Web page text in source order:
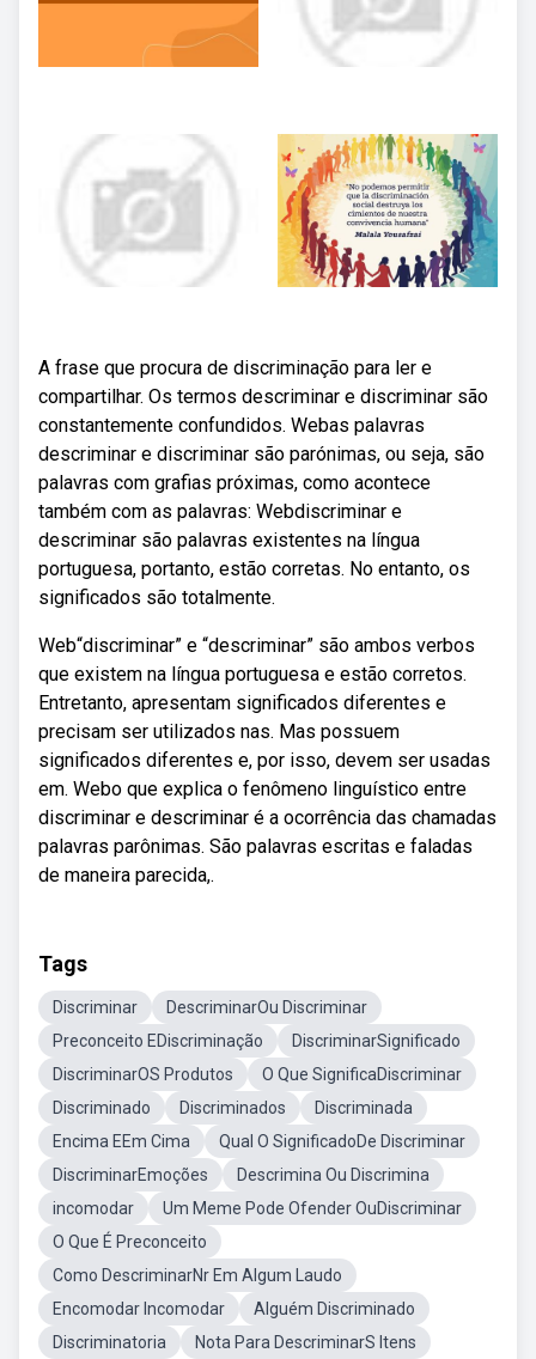
A frase que procura de discriminação para ler e
compartilhar. Os termos descriminar e discriminar são
constantemente confundidos. Webas palavras
descriminar e discriminar são parónimas, ou seja, são
palavras com grafias próximas, como acontece
também com as palavras: Webdiscriminar e
descriminar são palavras existentes na língua
portuguesa, portanto, estão corretas. No entanto, os
significados são totalmente.
Web“discriminar” e “descriminar” são ambos verbos
que existem na língua portuguesa e estão corretos.
Entretanto, apresentam significados diferentes e
precisam ser utilizados nas. Mas possuem
significados diferentes e, por isso, devem ser usadas
em. Webo que explica o fenômeno linguístico entre
discriminar e descriminar é a ocorrência das chamadas
palavras parônimas. São palavras escritas e faladas
de maneira parecida,.
Tags
Discriminar
DescriminarOu Discriminar
Preconceito EDiscriminação
DiscriminarSignificado
DiscriminarOS Produtos
O Que SignificaDiscriminar
Discriminado
Discriminados
Discriminada
Encima EEm Cima
Qual O SignificadoDe Discriminar
DiscriminarEmoções
Descrimina Ou Discrimina
incomodar
Um Meme Pode Ofender OuDiscriminar
O Que É Preconceito
Como DescriminarNr Em Algum Laudo
Encomodar Incomodar
Alguém Discriminado
Discriminatoria
Nota Para DescriminarS Itens